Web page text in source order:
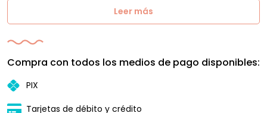
Leer más
Compra con todos los medios de pago disponibles:
PIX
Tarjetas de débito y crédito